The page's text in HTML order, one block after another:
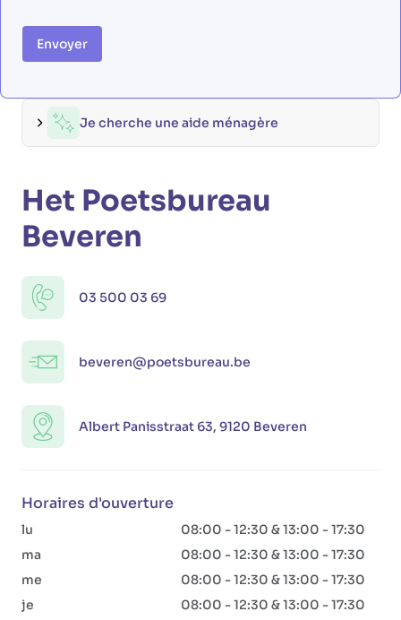
Envoyer
Je cherche une aide ménagère
Het Poetsbureau
Beveren
03 500 03 69
beveren@poetsbureau.be
Albert Panisstraat 63, 9120 Beveren
Horaires d'ouverture
lu
08:00 - 12:30 & 13:00 - 17:30
ma
08:00 - 12:30 & 13:00 - 17:30
me
08:00 - 12:30 & 13:00 - 17:30
je
08:00 - 12:30 & 13:00 - 17:30